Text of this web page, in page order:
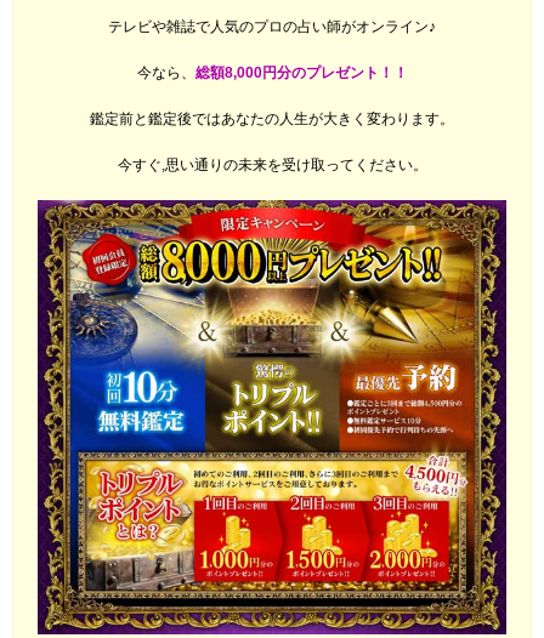
テレビや雑誌で人気のプロの占い師がオンライン♪
今なら、 総額8,000円分のプレゼント！！
鑑定前と鑑定後ではあなたの人生が大きく変わります。
今すぐ,思い通りの未来を受け取ってください。